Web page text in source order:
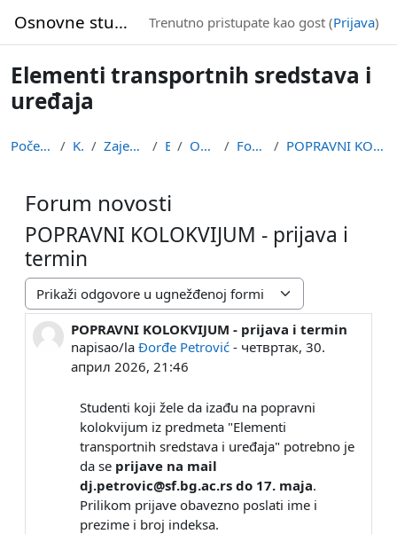
Osnovne studije Trenutno pristupate kao gost (Prijava)
Elementi transportnih sredstava i
uređaja
Početna stranica Kursevi Zajednička nastava ETSU Opšta sekcija Forum novosti POPRAVNI KOLOKVIJUM - prijava i termin
Forum novosti
POPRAVNI KOLOKVIJUM - prijava i
termin
Način prikazivanja
POPRAVNI KOLOKVIJUM - prijava i termin
napisao/laĐorđe Petrović - четвртак, 30.
април 2026, 21:46
Broj odgovora: 0
Studenti koji žele da izađu na popravni
kolokvijum iz predmeta "Elementi
transportnih sredstava i uređaja" potrebno je
da se prijave na mail
dj.petrovic@sf.bg.ac.rs do 17. maja.
Prilikom prijave obavezno poslati ime i
prezime i broj indeksa.